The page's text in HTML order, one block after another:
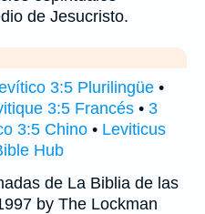
de Jesucristo.
3:5 Plurilingüe •
3:5 Francés • 3
3:5 Chino • Leviticus
Hub
de La Biblia de las
by The Lockman